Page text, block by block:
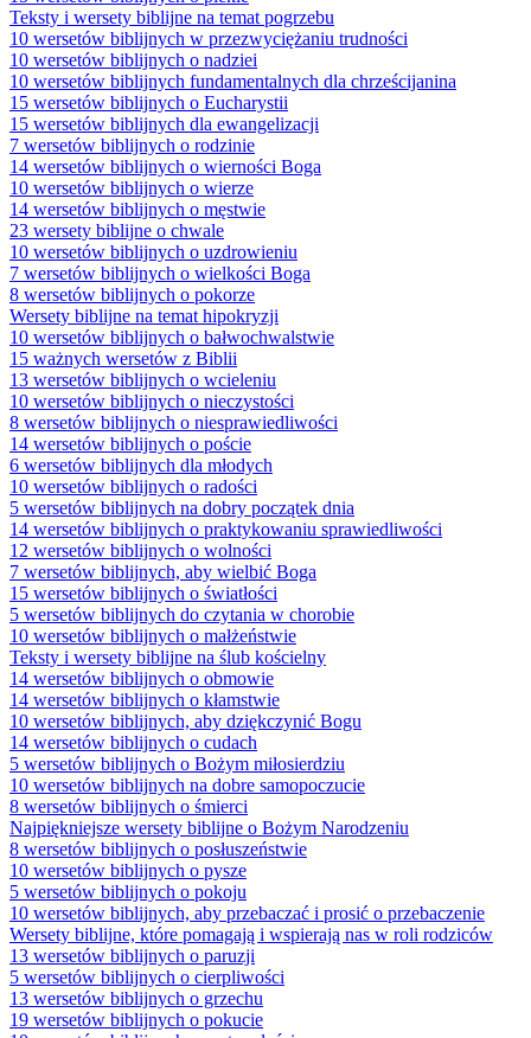
Teksty i wersety biblijne na temat pogrzebu
10 wersetów biblijnych w przezwyciężaniu trudności
10 wersetów biblijnych o nadziei
10 wersetów biblijnych fundamentalnych dla chrześcijanina
15 wersetów biblijnych o Eucharystii
15 wersetów biblijnych dla ewangelizacji
7 wersetów biblijnych o rodzinie
14 wersetów biblijnych o wierności Boga
10 wersetów biblijnych o wierze
14 wersetów biblijnych o męstwie
23 wersety biblijne o chwale
10 wersetów biblijnych o uzdrowieniu
7 wersetów biblijnych o wielkości Boga
8 wersetów biblijnych o pokorze
Wersety biblijne na temat hipokryzji
10 wersetów biblijnych o bałwochwalstwie
15 ważnych wersetów z Biblii
13 wersetów biblijnych o wcieleniu
10 wersetów biblijnych o nieczystości
8 wersetów biblijnych o niesprawiedliwości
14 wersetów biblijnych o poście
6 wersetów biblijnych dla młodych
10 wersetów biblijnych o radości
5 wersetów biblijnych na dobry początek dnia
14 wersetów biblijnych o praktykowaniu sprawiedliwości
12 wersetów biblijnych o wolności
7 wersetów biblijnych, aby wielbić Boga
15 wersetów biblijnych o światłości
5 wersetów biblijnych do czytania w chorobie
10 wersetów biblijnych o małżeństwie
Teksty i wersety biblijne na ślub kościelny
14 wersetów biblijnych o obmowie
14 wersetów biblijnych o kłamstwie
10 wersetów biblijnych, aby dziękczynić Bogu
14 wersetów biblijnych o cudach
5 wersetów biblijnych o Bożym miłosierdziu
10 wersetów biblijnych na dobre samopoczucie
8 wersetów biblijnych o śmierci
Najpiękniejsze wersety biblijne o Bożym Narodzeniu
8 wersetów biblijnych o posłuszeństwie
10 wersetów biblijnych o pysze
5 wersetów biblijnych o pokoju
10 wersetów biblijnych, aby przebaczać i prosić o przebaczenie
Wersety biblijne, które pomagają i wspierają nas w roli rodziców
13 wersetów biblijnych o paruzji
5 wersetów biblijnych o cierpliwości
13 wersetów biblijnych o grzechu
19 wersetów biblijnych o pokucie